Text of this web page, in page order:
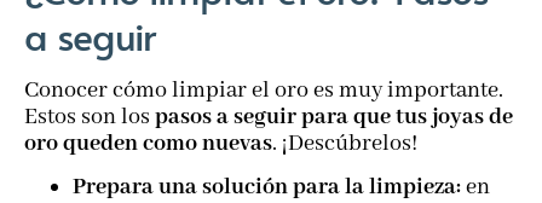
a seguir
Conocer cómo limpiar el oro es muy importante.
Estos son los pasos a seguir para que tus joyas de
oro queden como nuevas. ¡Descúbrelos!
Prepara una solución para la limpieza:en